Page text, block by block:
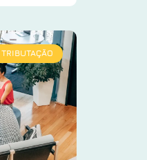
TRIBUTAÇÃO